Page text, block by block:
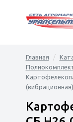
Главная
(вибрационная)